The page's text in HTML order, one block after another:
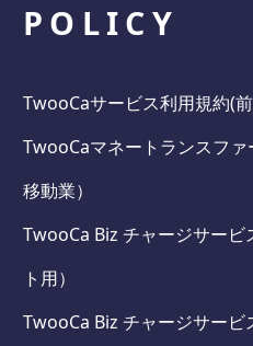
POLICY
TwooCaサービス利用規約(
TwooCaマネートランスフ
移動業）
TwooCa Biz チャージサー
ト用）
TwooCa Biz チャージサー